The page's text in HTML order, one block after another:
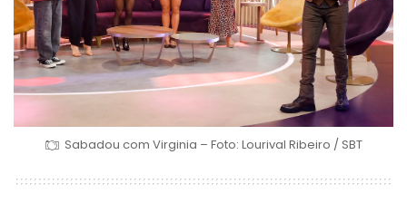
Sabadou com Virginia – Foto: Lourival Ribeiro / SBT